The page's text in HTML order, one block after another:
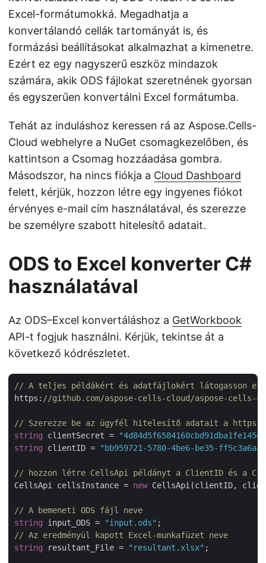
Excel-formátumokká. Megadhatja a
konvertálandó cellák tartományát is, és
formázási beállításokat alkalmazhat a kimenetre.
Ezért ez egy nagyszerű eszköz mindazok
számára, akik ODS fájlokat szeretnének gyorsan
és egyszerűen konvertálni Excel formátumba.
Tehát az induláshoz keressen rá az Aspose.Cells-
Cloud webhelyre a NuGet csomagkezelőben, és
kattintson a Csomag hozzáadása gombra.
Másodszor, ha nincs fiókja a Cloud Dashboard
felett, kérjük, hozzon létre egy ingyenes fiókot
érvényes e-mail cím használatával, és szerezze
be személyre szabott hitelesítő adatait.
ODS to Excel konverter C#
használatával
Az ODS–Excel konvertáláshoz a GetWorkbook
API-t fogjuk használni. Kérjük, tekintse át a
következő kódrészletet.
// A teljes példákért és adatfájlokért látogasson
https: //github.com/aspose-cells-cloud/aspose-cells-
// Szerezze be az ügyfél hitelesítő adatait a https://
string clientSecret =
string clientID = "bb959721-5780-4be6-be35-
// hozzon létre CellsApi példányt a ClientID és a
CellsApi cellsInstance = new CellsApi(clientID,
// A bemeneti ODS fájl neve
string input_ODS = "input.ods"
// Az eredményül kapott Excel-munkafüzet neve
string resultant_File = "resultant.xlsx" ;